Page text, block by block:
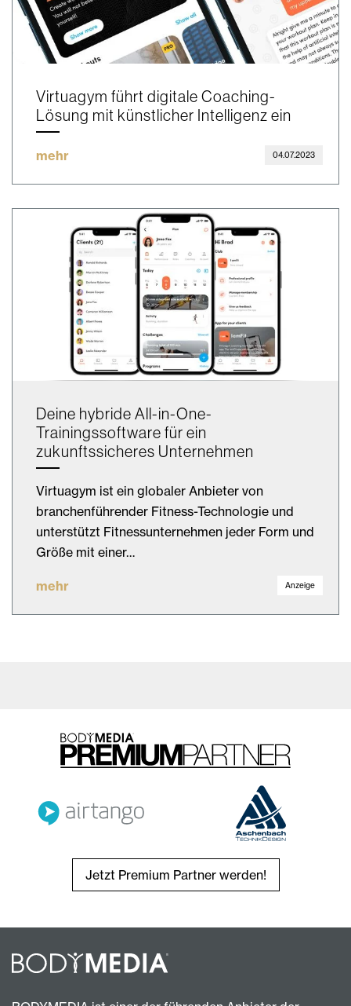
Virtuagym führt digitale Coaching-
Lösung mit künstlicher Intelligenz ein
mehr 04.07.2023
Deine hybride All-in-One-
Trainingssoftware für ein
zukunftssicheres Unternehmen
Virtuagym ist ein globaler Anbieter von
branchenführender Fitness-Technologie und
unterstützt Fitnessunternehmen jeder Form und
Größe mit einer…
mehr Anzeige
Jetzt Premium Partner werden!